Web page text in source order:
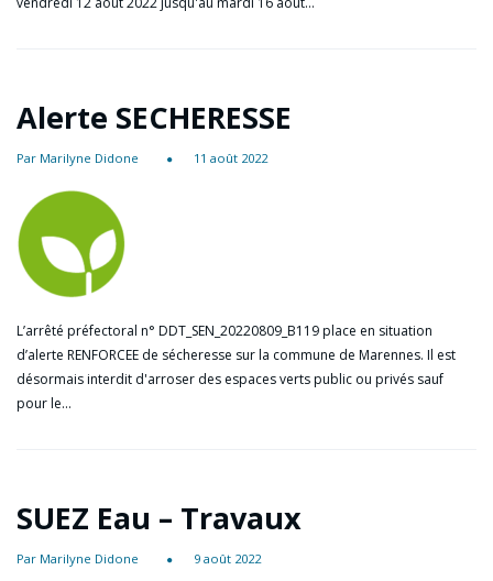
Alerte SECHERESSE
Par Marilyne Didone 11 août 2022
L’arrêté préfectoral n° DDT_SEN_20220809_B119 place en situation
d’alerte RENFORCEE de sécheresse sur la commune de Marennes. Il est
désormais interdit d'arroser des espaces verts public ou privés sauf
pour le…
SUEZ Eau – Travaux
Par Marilyne Didone 9 août 2022